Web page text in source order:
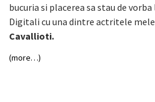
bucuria si placerea sa stau de
Digitali cu una dintre actritele
Cavallioti.
(more…)